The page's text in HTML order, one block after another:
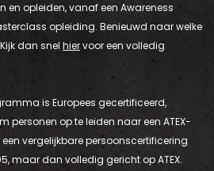
en opleiden, vanaf een Awareness
opleiding. Benieuwd naar welke
dan snel hiervoor een volledig
is Europees gecertificeerd,
personen op te leiden naar een ATEX-
vergelijkbare persoonscertificering
maar dan volledig gericht op ATEX.